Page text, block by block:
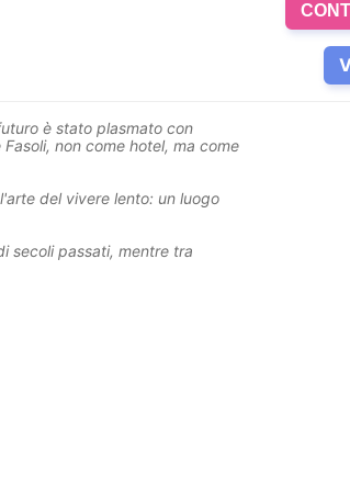
è stato plasmato con
non come hotel, ma come
del vivere lento: un luogo
secoli passati, mentre tra
meritata dopo una